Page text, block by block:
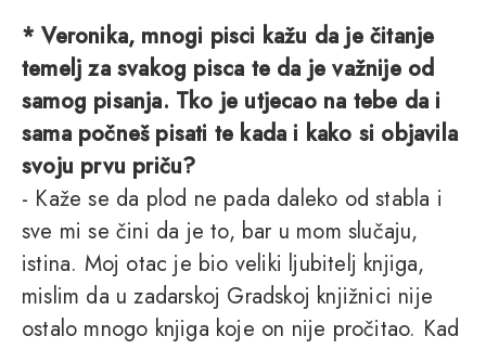
* Veronika, mnogi pisci kažu da je čitanje
temelj za svakog pisca te da je važnije od
samog pisanja. Tko je utjecao na tebe da i
sama počneš pisati te kada i kako si objavila
svoju prvu priču?
- Kaže se da plod ne pada daleko od stabla i
sve mi se čini da je to, bar u mom slučaju,
istina. Moj otac je bio veliki ljubitelj knjiga,
mislim da u zadarskoj Gradskoj knjižnici nije
ostalo mnogo knjiga koje on nije pročitao. Kad